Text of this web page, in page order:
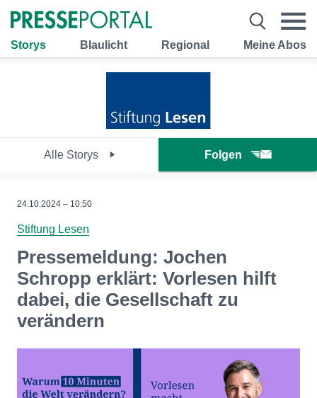
Storys Blaulicht Regional Meine Abos
Alle Storys Folgen
24.10.2024 – 10:50
Stiftung Lesen
Pressemeldung: Jochen
Schropp erklärt: Vorlesen hilft
dabei, die Gesellschaft zu
verändern